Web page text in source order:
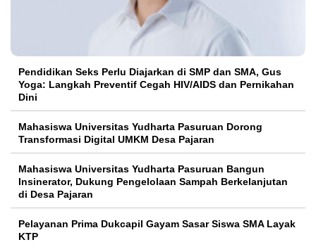
Pendidikan Seks Perlu Diajarkan di SMP dan SMA, Gus
Yoga: Langkah Preventif Cegah HIV/AIDS dan Pernikahan
Dini
Mahasiswa Universitas Yudharta Pasuruan Dorong
Transformasi Digital UMKM Desa Pajaran
Mahasiswa Universitas Yudharta Pasuruan Bangun
Insinerator, Dukung Pengelolaan Sampah Berkelanjutan
di Desa Pajaran
Pelayanan Prima Dukcapil Gayam Sasar Siswa SMA Layak
KTP